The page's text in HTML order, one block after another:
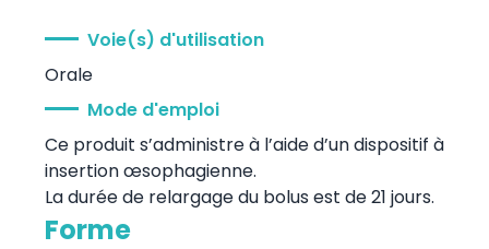
Voie(s) d'utilisation
Orale
Mode d'emploi
Ce produit s’administre à l’aide d’un dispositif à
insertion œsophagienne.
La durée de relargage du bolus est de 21 jours.
Forme